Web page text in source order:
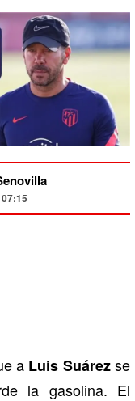
a Luis Suárezse
la gasolina. El